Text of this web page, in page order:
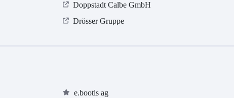
Doppstadt Calbe GmbH
Drösser Gruppe
e.bootis ag